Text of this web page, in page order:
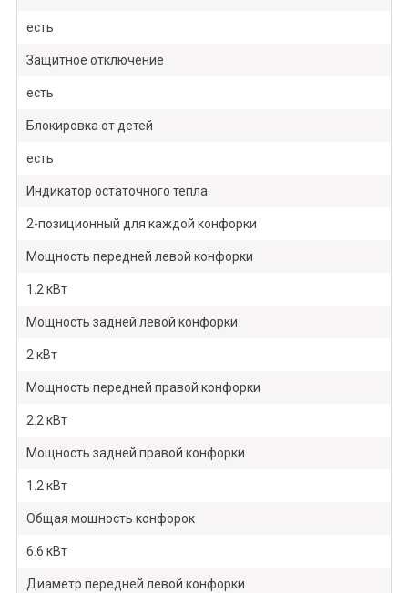
есть
Защитное отключение
есть
Блокировка от детей
есть
Индикатор остаточного тепла
2-позиционный для каждой конфорки
Мощность передней левой конфорки
1.2 кВт
Мощность задней левой конфорки
2 кВт
Мощность передней правой конфорки
2.2 кВт
Мощность задней правой конфорки
1.2 кВт
Общая мощность конфорок
6.6 кВт
Диаметр передней левой конфорки